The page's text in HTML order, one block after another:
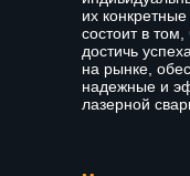
их
состоит в
достичь
на рынке,
надежные и
лазерной